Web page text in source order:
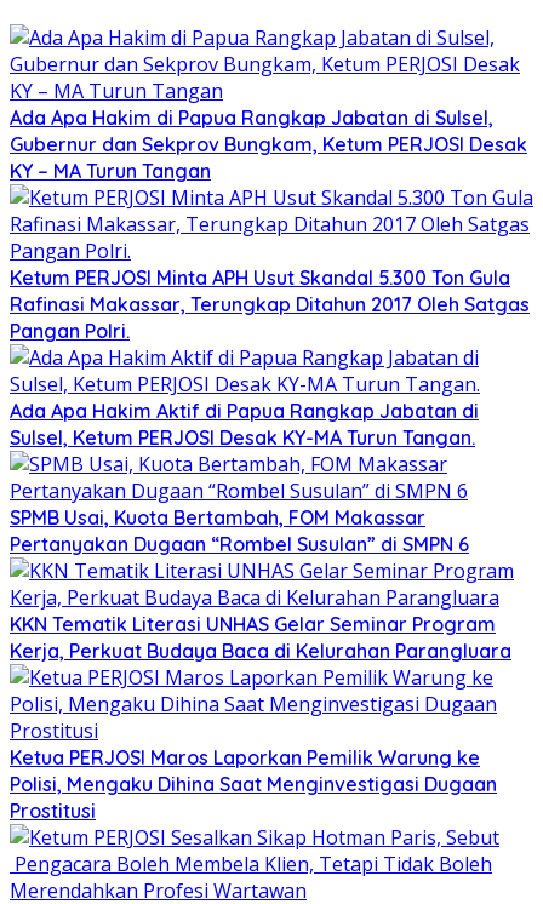
Ada Apa Hakim di Papua Rangkap Jabatan di Sulsel,
Gubernur dan Sekprov Bungkam, Ketum PERJOSI Desak
KY – MA Turun Tangan
Ketum PERJOSI Minta APH Usut Skandal 5.300 Ton Gula
Rafinasi Makassar, Terungkap Ditahun 2017 Oleh Satgas
Pangan Polri.
Ada Apa Hakim Aktif di Papua Rangkap Jabatan di
Sulsel, Ketum PERJOSI Desak KY-MA Turun Tangan.
SPMB Usai, Kuota Bertambah, FOM Makassar
Pertanyakan Dugaan “Rombel Susulan” di SMPN 6
KKN Tematik Literasi UNHAS Gelar Seminar Program
Kerja, Perkuat Budaya Baca di Kelurahan Parangluara
Ketua PERJOSI Maros Laporkan Pemilik Warung ke
Polisi, Mengaku Dihina Saat Menginvestigasi Dugaan
Prostitusi